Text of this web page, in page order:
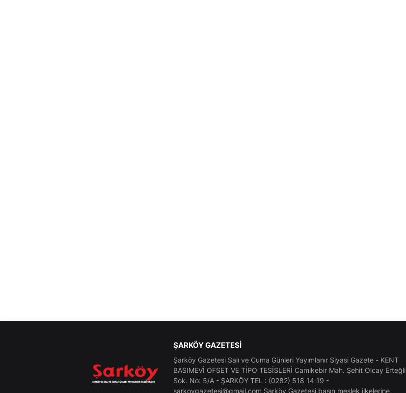
ŞARKÖY GAZETESI
Şarköy Gazetesi Salı ve Cuma Günleri Yayımlanır Siyasi Gazete - KENT
BASIMEVİ OFSET VE TİPO TESİSLERİ Camikebir Mah. Şehit Olcay Erteğli
Sok. No: 5/A - ŞARKÖY TEL : (0282) 518 14 19 -
sarkoygazetesi@gmail.com Şarköy Gazetesi basın meslek ilkelerine